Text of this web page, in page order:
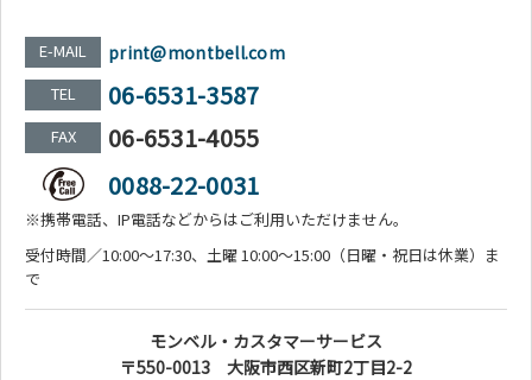
E-MAIL print@montbell.com
TEL 06-6531-3587
FAX
06-6531-4055
0088-22-0031
※携帯電話、IP電話などからはご利用いただけません。
受付時間／10:00～17:30、土曜 10:00～15:00（日曜・祝日は休業）ま
で
モンベル・カスタマーサービス
〒550-0013 大阪市西区新町2丁目2-2